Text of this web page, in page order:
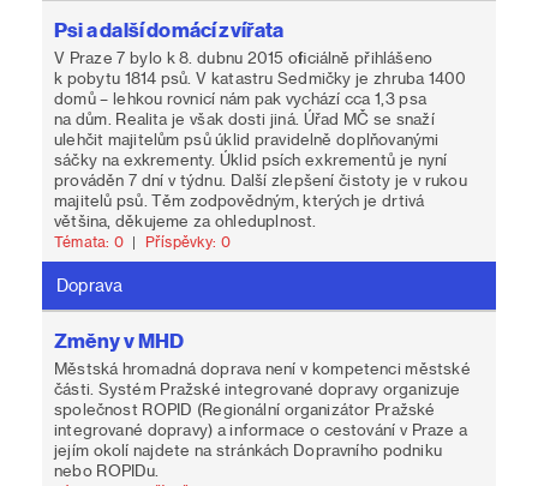
Psi a další domácí zvířata
V Praze 7 bylo k 8. dubnu 2015 oficiálně přihlášeno
k pobytu 1814 psů. V katastru Sedmičky je zhruba 1400
domů – lehkou rovnicí nám pak vychází cca 1,3 psa
na dům. Realita je však dosti jiná. Úřad MČ se snaží
ulehčit majitelům psů úklid pravidelně doplňovanými
sáčky na exkrementy. Úklid psích exkrementů je nyní
prováděn 7 dní v týdnu. Další zlepšení čistoty je v rukou
majitelů psů. Těm zodpovědným, kterých je drtivá
většina, děkujeme za ohleduplnost.
Témata: 0 | Příspěvky: 0
Doprava
Změny v MHD
Městská hromadná doprava není v kompetenci městské
části. Systém Pražské integrované dopravy organizuje
společnost ROPID (Regionální organizátor Pražské
integrované dopravy) a informace o cestování v Praze a
jejím okolí najdete na stránkách Dopravního podniku
nebo ROPIDu.